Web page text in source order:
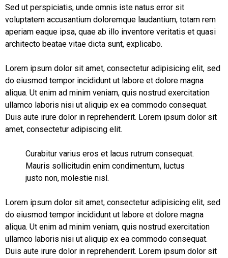
Sed ut perspiciatis, unde omnis iste natus error sit
voluptatem accusantium doloremque laudantium, totam rem
aperiam eaque ipsa, quae ab illo inventore veritatis et quasi
architecto beatae vitae dicta sunt, explicabo.
Lorem ipsum dolor sit amet, consectetur adipisicing elit, sed
do eiusmod tempor incididunt ut labore et dolore magna
aliqua. Ut enim ad minim veniam, quis nostrud exercitation
ullamco laboris nisi ut aliquip ex ea commodo consequat.
Duis aute irure dolor in reprehenderit. Lorem ipsum dolor sit
amet, consectetur adipiscing elit.
Curabitur varius eros et lacus rutrum consequat.
Mauris sollicitudin enim condimentum, luctus
justo non, molestie nisl.
Lorem ipsum dolor sit amet, consectetur adipisicing elit, sed
do eiusmod tempor incididunt ut labore et dolore magna
aliqua. Ut enim ad minim veniam, quis nostrud exercitation
ullamco laboris nisi ut aliquip ex ea commodo consequat.
Duis aute irure dolor in reprehenderit. Lorem ipsum dolor sit